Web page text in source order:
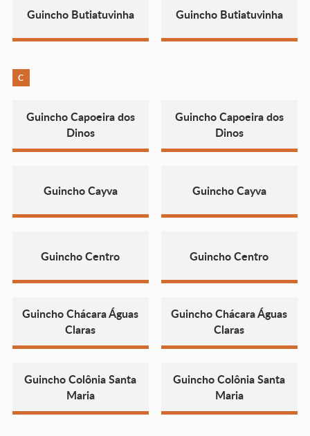
Guincho Butiatuvinha Guincho Butiatuvinha
C
Guincho Capoeira dos
Dinos
Guincho Capoeira dos
Dinos
Guincho Cayva Guincho Cayva
Guincho Centro Guincho Centro
Guincho Chácara Águas
Claras
Guincho Chácara Águas
Claras
Guincho Colônia Santa
Maria
Guincho Colônia Santa
Maria